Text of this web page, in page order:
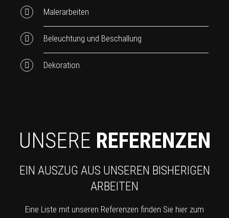
Malerarbeiten
Beleuchtung und Beschallung
Dekoration
UNSERE REFERENZEN
EIN AUSZUG AUS UNSEREN BISHERIGEN
ARBEITEN
Eine Liste mit unseren Referenzen finden Sie hier zum